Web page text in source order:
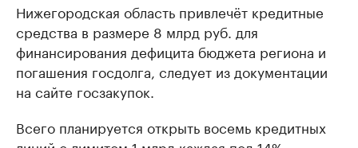
Нижегородская область привлечёт кредитные
средства в размере 8 млрд руб. для
финансирования дефицита бюджета региона и
погашения госдолга, следует из документации
на сайте госзакупок.
Всего планируется открыть восемь кредитных